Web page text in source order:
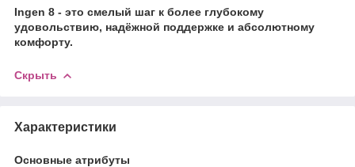
Ingen 8 - это смелый шаг к более глубокому
удовольствию, надёжной поддержке и абсолютному
комфорту.
Скрыть
Характеристики
Основные атрибуты